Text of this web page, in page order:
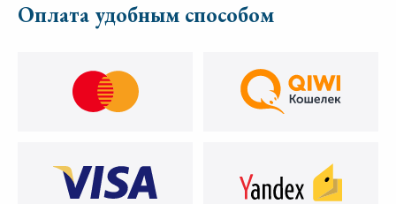
Оплата удобным способом